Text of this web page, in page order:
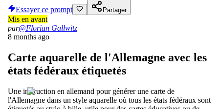
Essayer ce prompt Partager
Mis en avant
par@Florian Gallwitz
8 months ago
Carte aquarelle de l'Allemagne avec les
états fédéraux étiquetés
Une instruction en allemand pour générer une carte de
l'Allemagne dans un style aquarelle où tous les états fédéraux sont